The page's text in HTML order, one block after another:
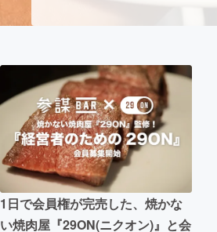
1日で会員権が完売した、焼かな
い焼肉屋『29ON(ニクオン)』と会